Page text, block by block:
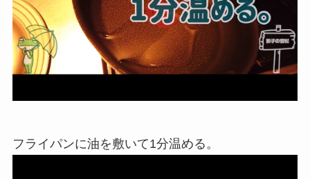
フライパンに油を敷いて1分温める。